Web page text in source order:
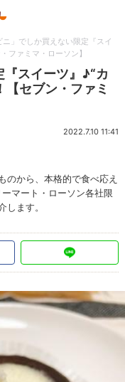
ニ」でしか買えない限定『スイ
ファミマ・ローソン】
『スイーツ』♪“カ
【セブン・ファミ
2022.7.10 11:41
のから、本格的で食べ応え
マート・ローソン各社限
します。